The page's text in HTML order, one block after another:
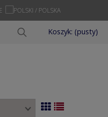
Koszyk: (pusty)